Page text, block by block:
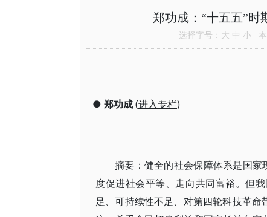
郑功成：“十五五”时
选择字号： 大 中 小
● 郑功成(进入专栏)
摘要：健全的社会保障体系是国家
度促进社会平等、走向共同富裕。但
足、可持续性不足、对第四轮科技革